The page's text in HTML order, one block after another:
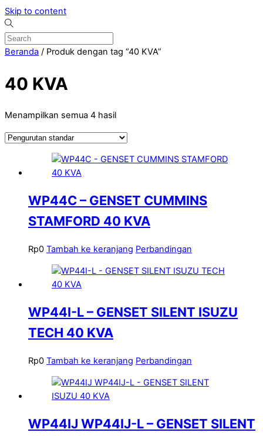
Skip to content
Beranda / Produk dengan tag “40 KVA”
40 KVA
Menampilkan semua 4 hasil
WP44C – GENSET CUMMINS
STAMFORD 40 KVA
Rp0 Tambah ke keranjang Perbandingan
WP44I-L – GENSET SILENT ISUZU
TECH 40 KVA
Rp0 Tambah ke keranjang Perbandingan
WP44IJ WP44IJ-L – GENSET SILENT